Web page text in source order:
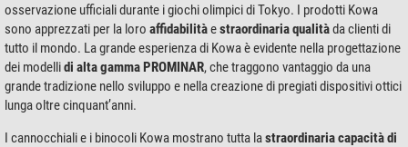
osservazione ufficiali durante i giochi olimpici di Tokyo. I prodotti Kowa
sono apprezzati per la loro affidabilitàestraordinaria qualitàda clienti di
tutto il mondo. La grande esperienza di Kowa è evidente nella progettazione
dei modellidi alta gamma PROMINAR, che traggono vantaggio da una
grande tradizione nello sviluppo e nella creazione di pregiati dispositivi ottici
lunga oltre cinquant’anni.
I cannocchiali e i binocoli Kowa mostrano tutta lastraordinaria capacità di